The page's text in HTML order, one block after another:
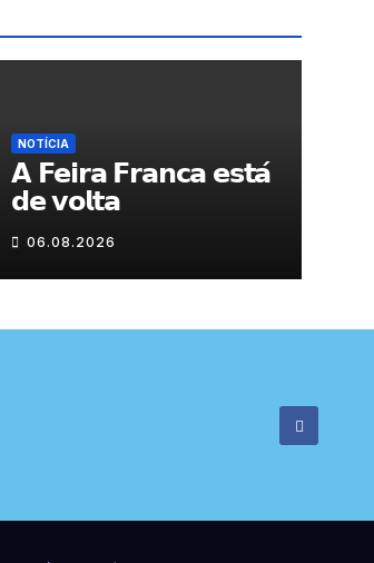
NOTÍCIA
𝗔 𝗙𝗲𝗶𝗿𝗮 𝗙𝗿𝗮𝗻𝗰𝗮 𝗲𝘀𝘁𝗮́
𝗱𝗲 𝘃𝗼𝗹𝘁𝗮
06.08.2026